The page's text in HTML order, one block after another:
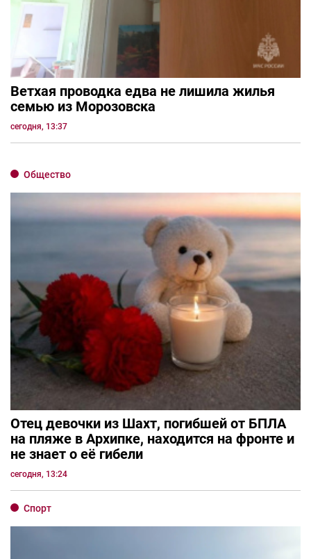
Ветхая проводка едва не лишила жилья
семью из Морозовска
сегодня, 13:37
Общество
Отец девочки из Шахт, погибшей от БПЛА
на пляже в Архипке, находится на фронте и
не знает о её гибели
сегодня, 13:24
Спорт